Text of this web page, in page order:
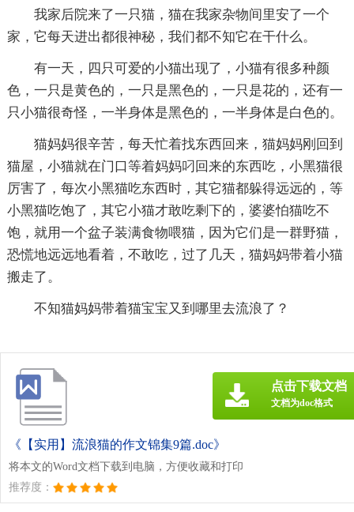
我家后院来了一只猫，猫在我家杂物间里安了一个
家，它每天进出都很神秘，我们都不知它在干什么。
有一天，四只可爱的小猫出现了，小猫有很多种颜
色，一只是黄色的，一只是黑色的，一只是花的，还有一
只小猫很奇怪，一半身体是黑色的，一半身体是白色的。
猫妈妈很辛苦，每天忙着找东西回来，猫妈妈刚回到
猫屋，小猫就在门口等着妈妈叼回来的东西吃，小黑猫很
厉害了，每次小黑猫吃东西时，其它猫都躲得远远的，等
小黑猫吃饱了，其它小猫才敢吃剩下的，婆婆怕猫吃不
饱，就用一个盆子装满食物喂猫，因为它们是一群野猫，
恐慌地远远地看着，不敢吃，过了几天，猫妈妈带着小猫
搬走了。
不知猫妈妈带着猫宝宝又到哪里去流浪了？
《【实用】流浪猫的作文锦集9篇.doc》
将本文的Word文档下载到电脑，方便收藏和打印
推荐度：
点击下载文档
文档为doc格式